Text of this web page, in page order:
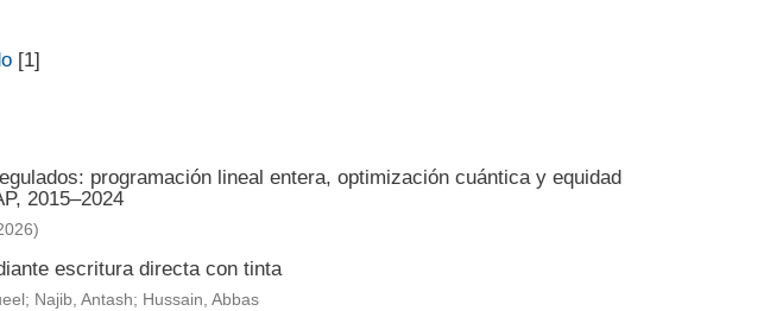
[1]
programación lineal entera, optimización cuántica y equidad
2015–2024
)
escritura directa con tinta
Najib, Antash; Hussain, Abbas